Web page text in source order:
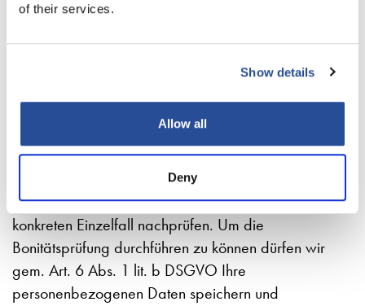
of their services.
Show details
Allow all
Deny
Score) ausgedrückt. Die so erhaltenen Informationen
sind Basis unserer Entscheidung über die
Begründung, Durchführung oder Beendigung eines
aufgrund der Bonitätsprüfung zu Unrecht vom
Vertragsabschluss ausgeschlossen worden sind,
können Sie uns gerne per Mail Ihren Standpunkt
erläutern. Wir werden die automatisierte
Entscheidung dann gem. Art. 22 Abs. 3 DSGVO im
konkreten Einzelfall nachprüfen. Um die
Bonitätsprüfung durchführen zu können dürfen wir
gem. Art. 6 Abs. 1 lit. b DSGVO Ihre
personenbezogenen Daten speichern und